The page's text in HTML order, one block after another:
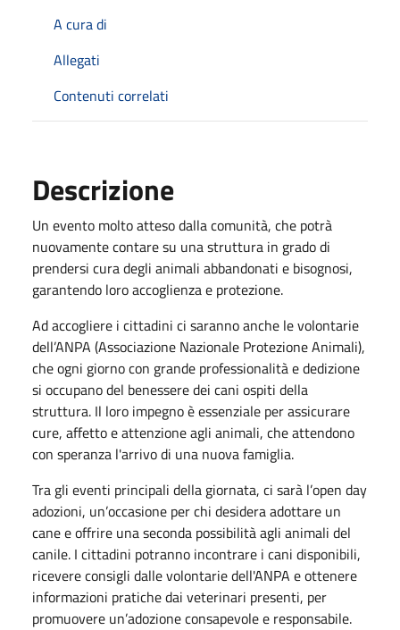
A cura di
Allegati
Contenuti correlati
Descrizione
Un evento molto atteso dalla comunità, che potrà
nuovamente contare su una struttura in grado di
prendersi cura degli animali abbandonati e bisognosi,
garantendo loro accoglienza e protezione.
Ad accogliere i cittadini ci saranno anche le volontarie
dell’ANPA (Associazione Nazionale Protezione Animali),
che ogni giorno con grande professionalità e dedizione
si occupano del benessere dei cani ospiti della
struttura. Il loro impegno è essenziale per assicurare
cure, affetto e attenzione agli animali, che attendono
con speranza l'arrivo di una nuova famiglia.
Tra gli eventi principali della giornata, ci sarà l’open day
adozioni, un’occasione per chi desidera adottare un
cane e offrire una seconda possibilità agli animali del
canile. I cittadini potranno incontrare i cani disponibili,
ricevere consigli dalle volontarie dell'ANPA e ottenere
informazioni pratiche dai veterinari presenti, per
promuovere un’adozione consapevole e responsabile.